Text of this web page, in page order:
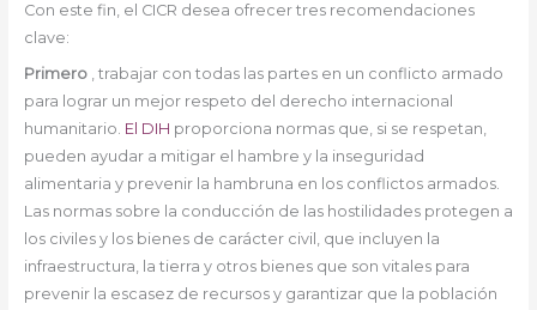
Con este fin, el CICR desea ofrecer tres recomendaciones
clave:
Primero, trabajar con todas las partes en un conflicto armado
para lograr un mejor respeto del derecho internacional
humanitario. El DIH proporciona normas que, si se respetan,
pueden ayudar a mitigar el hambre y la inseguridad
alimentaria y prevenir la hambruna en los conflictos armados.
Las normas sobre la conducción de las hostilidades protegen a
los civiles y los bienes de carácter civil, que incluyen la
infraestructura, la tierra y otros bienes que son vitales para
prevenir la escasez de recursos y garantizar que la población